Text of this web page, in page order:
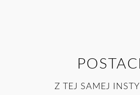
POSTACI
Z TEJ SAMEJ